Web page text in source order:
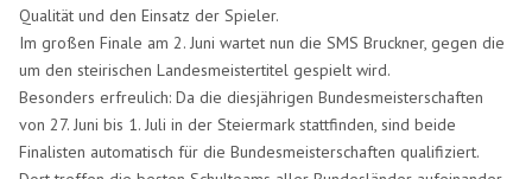
Qualität und den Einsatz der Spieler.
Im großen Finale am 2. Juni wartet nun die SMS Bruckner, gegen die
um den steirischen Landesmeistertitel gespielt wird.
Besonders erfreulich: Da die diesjährigen Bundesmeisterschaften
von 27. Juni bis 1. Juli in der Steiermark stattfinden, sind beide
Finalisten automatisch für die Bundesmeisterschaften qualifiziert.